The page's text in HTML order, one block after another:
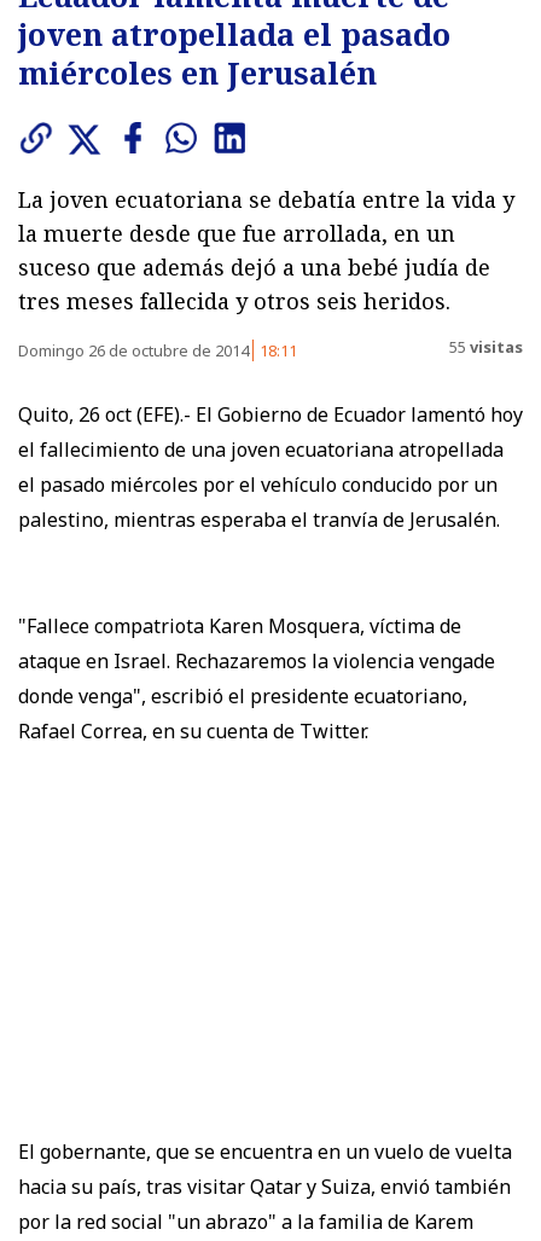
joven atropellada el pasado
miércoles en Jerusalén
La joven ecuatoriana se debatía entre la vida y
la muerte desde que fue arrollada, en un
suceso que además dejó a una bebé judía de
tres meses fallecida y otros seis heridos.
Domingo 26 de octubre de 2014 18:11 55 visitas
Quito, 26 oct (EFE).- El Gobierno de Ecuador lamentó hoy
el fallecimiento de una joven ecuatoriana atropellada
el pasado miércoles por el vehículo conducido por un
palestino, mientras esperaba el tranvía de Jerusalén.
"Fallece compatriota Karen Mosquera, víctima de
ataque en Israel. Rechazaremos la violencia vengade
donde venga", escribió el presidente ecuatoriano,
Rafael Correa, en su cuenta de Twitter.
El gobernante, que se encuentra en un vuelo de vuelta
hacia su país, tras visitar Qatar y Suiza, envió también
por la red social "un abrazo" a la familia de Karem